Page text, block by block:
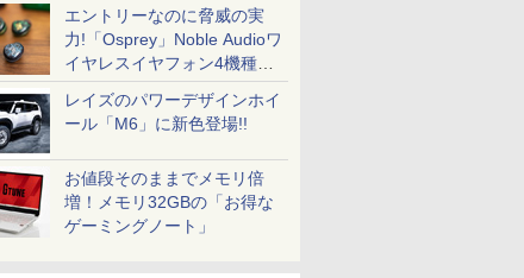
エントリーなのに脅威の実
力!「Osprey」Noble Audioワ
イヤレスイヤフォン4機種を
一気に聴く
レイズのパワーデザインホイ
ール「M6」に新色登場!!
お値段そのままでメモリ倍
増！メモリ32GBの「お得な
ゲーミングノート」